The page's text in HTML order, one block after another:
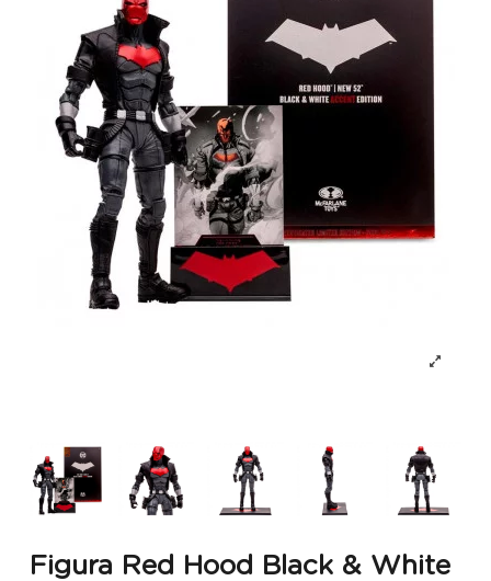
Figura Red Hood Black & White